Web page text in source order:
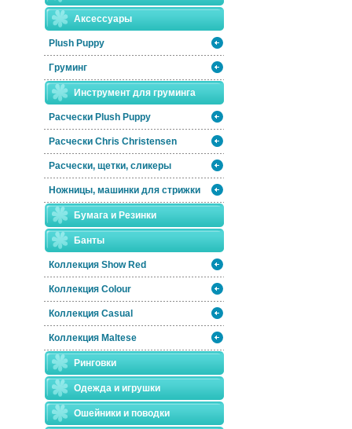
Аксессуары
Plush Puppy
Груминг
Инструмент для груминга
Расчески Plush Puppy
Расчески Сhris Christensen
Расчески, щетки, сликеры
Ножницы, машинки для стрижки
Бумага и Резинки
Банты
Коллекция Show Red
Коллекция Colour
Коллекция Casual
Коллекция Maltese
Ринговки
Одежда и игрушки
Ошейники и поводки